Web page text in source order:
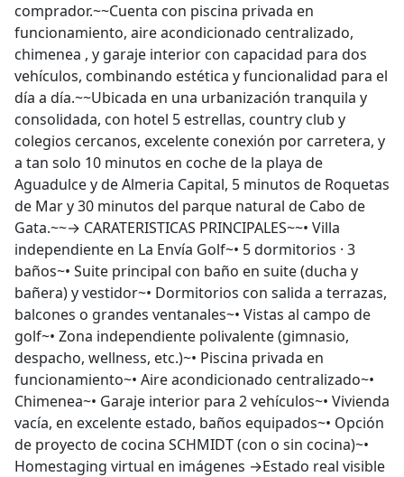
comprador.~~Cuenta con piscina privada en
funcionamiento, aire acondicionado centralizado,
chimenea , y garaje interior con capacidad para dos
vehículos, combinando estética y funcionalidad para el
día a día.~~Ubicada en una urbanización tranquila y
consolidada, con hotel 5 estrellas, country club y
colegios cercanos, excelente conexión por carretera, y
a tan solo 10 minutos en coche de la playa de
Aguadulce y de Almeria Capital, 5 minutos de Roquetas
de Mar y 30 minutos del parque natural de Cabo de
Gata.~~→ CARATERISTICAS PRINCIPALES~~• Villa
independiente en La Envía Golf~• 5 dormitorios · 3
baños~• Suite principal con baño en suite (ducha y
bañera) y vestidor~• Dormitorios con salida a terrazas,
balcones o grandes ventanales~• Vistas al campo de
golf~• Zona independiente polivalente (gimnasio,
despacho, wellness, etc.)~• Piscina privada en
funcionamiento~• Aire acondicionado centralizado~•
Chimenea~• Garaje interior para 2 vehículos~• Vivienda
vacía, en excelente estado, baños equipados~• Opción
de proyecto de cocina SCHMIDT (con o sin cocina)~•
Homestaging virtual en imágenes →Estado real visible